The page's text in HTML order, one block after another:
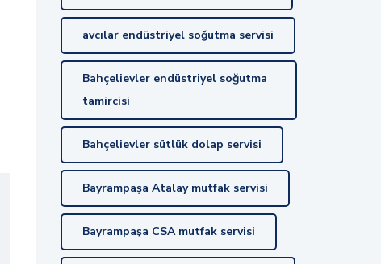
avcılar endüstriyel soğutma servisi
Bahçelievler endüstriyel soğutma
tamircisi
Bahçelievler sütlük dolap servisi
Bayrampaşa Atalay mutfak servisi
Bayrampaşa CSA mutfak servisi